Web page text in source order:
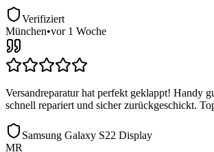
Verifiziert
München•vor 1 Woche
Versandreparatur hat perfekt geklappt! Handy
schnell repariert und sicher zurückgeschickt.
Samsung Galaxy S22 Display
MR